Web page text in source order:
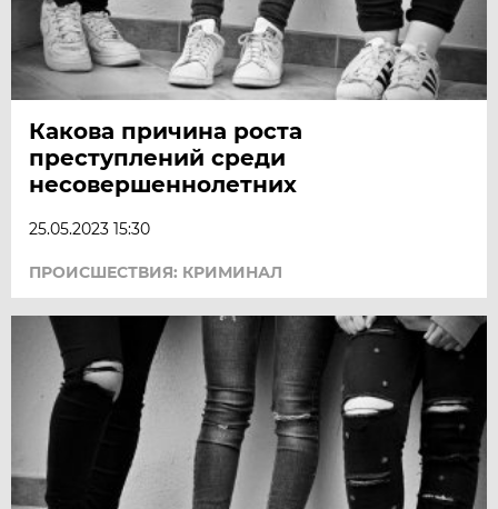
Какова причина роста
преступлений среди
несовершеннолетних
25.05.2023 15:30
ПРОИСШЕСТВИЯ: КРИМИНАЛ